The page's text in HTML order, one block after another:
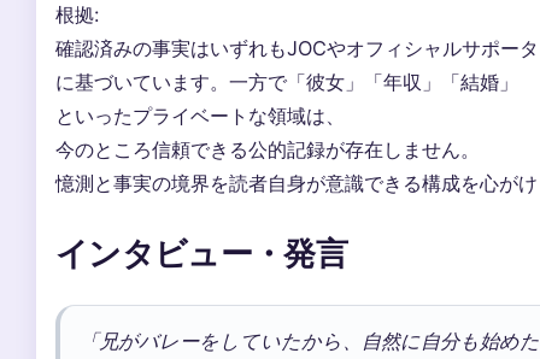
根拠:
確認済みの事実はいずれもJOCやオフィシャルサポー
に基づいています。一方で「彼女」「年収」「結婚」
といったプライベートな領域は、
今のところ信頼できる公的記録が存在しません。
憶測と事実の境界を読者自身が意識できる構成を心が
インタビュー・発言
「兄がバレーをしていたから、自然に自分も始め